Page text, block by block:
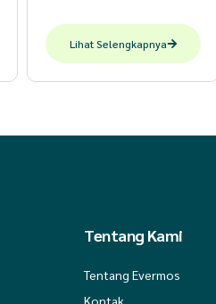
Lihat Selengkapnya
Tentang Kami
Tentang Evermos
Kontak